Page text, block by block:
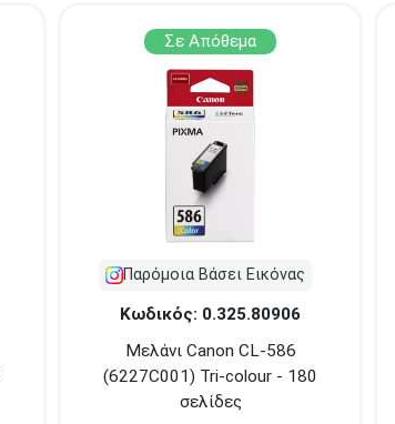
Σε Απόθεμα
Παρόμοια Βάσει Εικόνας
Κωδικός: 0.325.80906
Μελάνι Canon CL-586
(6227C001) Tri-colour - 180
σελίδες